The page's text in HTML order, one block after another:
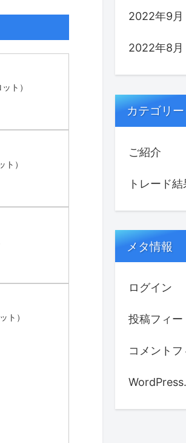
ト）
）
ト）
2022年9月
2022年8月
カテゴリー
ご紹介
トレード結
メタ情報
ログイン
投稿フィー
コメントフ